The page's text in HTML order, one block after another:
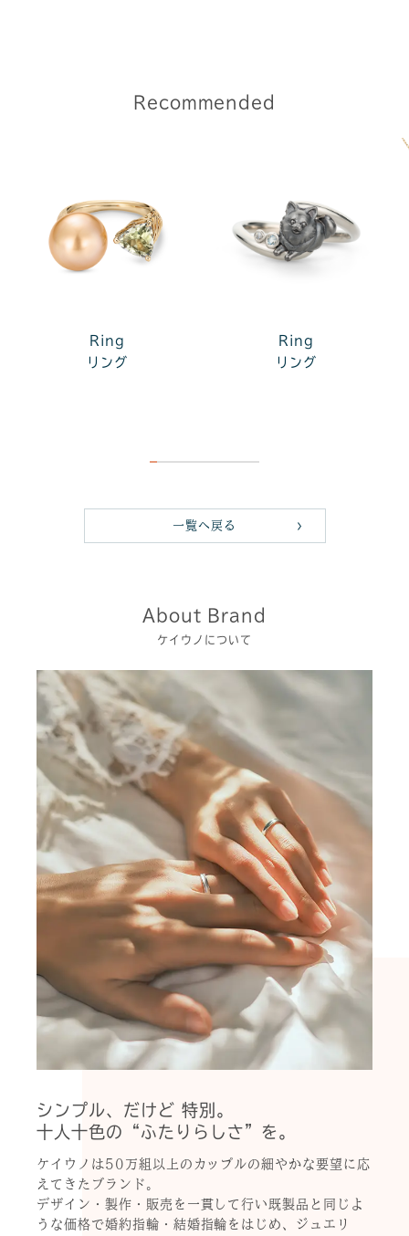
Recommended
Ring
リング
Ring
リング
一覧へ戻る
About Brand
ケイウノについて
シンプル、だけど 特別。
十人十色の“ふたりらしさ”を。
ケイウノは50万組以上のカップルの細やかな要望に応
えてきたブランド。
デザイン・製作・販売を一貫して行い既製品と同じよ
うな価格で婚約指輪・結婚指輪をはじめ、ジュエリ